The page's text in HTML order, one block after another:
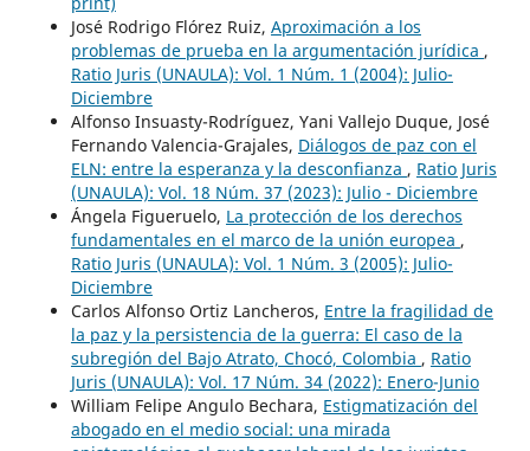
José Rodrigo Flórez Ruiz, Aproximación a los
problemas de prueba en la argumentación jurídica ,
Ratio Juris (UNAULA): Vol. 1 Núm. 1 (2004): Julio-
Diciembre
Alfonso Insuasty-Rodríguez, Yani Vallejo Duque, José
Fernando Valencia-Grajales, Diálogos de paz con el
ELN: entre la esperanza y la desconfianza , Ratio Juris
(UNAULA): Vol. 18 Núm. 37 (2023): Julio - Diciembre
Ángela Figueruelo, La protección de los derechos
fundamentales en el marco de la unión europea ,
Ratio Juris (UNAULA): Vol. 1 Núm. 3 (2005): Julio-
Diciembre
Carlos Alfonso Ortiz Lancheros, Entre la fragilidad de
la paz y la persistencia de la guerra: El caso de la
subregión del Bajo Atrato, Chocó, Colombia , Ratio
Juris (UNAULA): Vol. 17 Núm. 34 (2022): Enero-Junio
William Felipe Angulo Bechara, Estigmatización del
abogado en el medio social: una mirada